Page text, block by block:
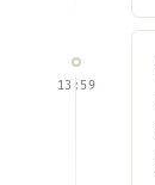
13:59